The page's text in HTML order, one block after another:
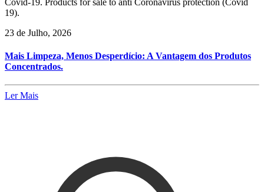
19).
23 de Julho, 2026
Mais Limpeza, Menos Desperdício: A Vantagem dos Produtos
Concentrados.
Ler Mais